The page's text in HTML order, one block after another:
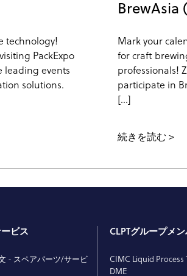
technology!
PackExpo
leading events
solutions.
BrewAsia
Mark your
for craft
professionals!
participate in
[…]
続きを読む
ビス
- スペアパーツ/サービ
CLPTグループメ
CIMC Liquid Process
DME